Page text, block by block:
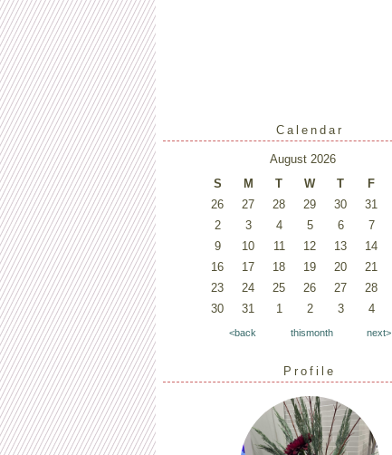
Calendar
August 2026
S
M T W T F
26
27 28 29 30 31
2
3 4 5 6 7
9
10 11 12 13 14
16
17 18 19 20 21
23
24 25 26 27 28
30
31 1 2 3 4
<back thismonth next>
Profile